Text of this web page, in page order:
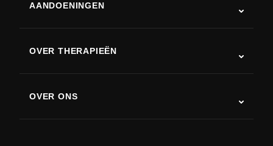
AANDOENINGEN
Ziekte van Parkinson
Artritis
OVER THERAPIEËN
OVER ONS